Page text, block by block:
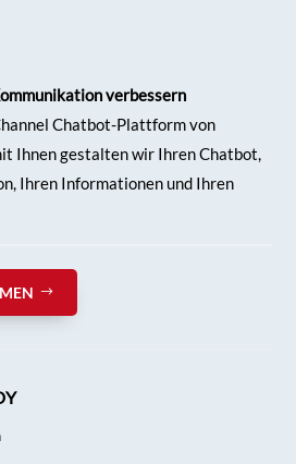
verbessern
Chatbot-Plattform von
Ihnen gestalten wir IhrenChatbot,
Ihren Informationen und Ihren